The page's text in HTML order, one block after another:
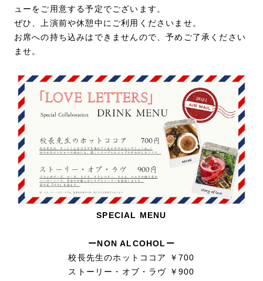
ューをご用意する予定でございます。
ぜひ、上演前や休憩中にご利用くださいませ。
お席への持ち込みはできませんので、予めご了承ください
ませ。
SPECIAL MENU
ーNON ALCOHOLー
校長先生のホットココア ￥700
ストーリー・オブ・ラヴ ￥900